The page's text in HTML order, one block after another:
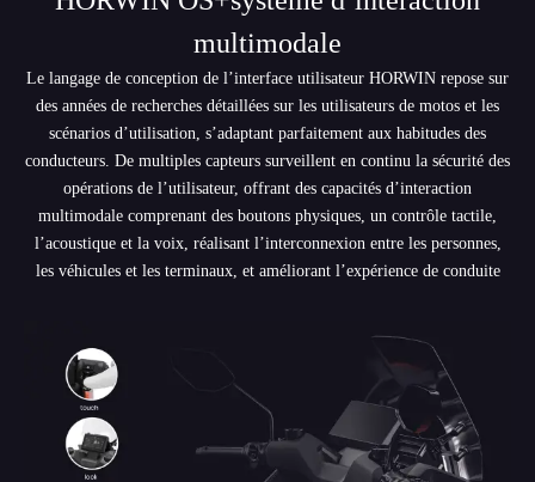
multimodale
Le langage de conception de l’interface utilisateur HORWIN repose sur
des années de recherches détaillées sur les utilisateurs de motos et les
scénarios d’utilisation, s’adaptant parfaitement aux habitudes des
conducteurs. De multiples capteurs surveillent en continu la sécurité des
opérations de l’utilisateur, offrant des capacités d’interaction
multimodale comprenant des boutons physiques, un contrôle tactile,
l’acoustique et la voix, réalisant l’interconnexion entre les personnes,
les véhicules et les terminaux, et améliorant l’expérience de conduite